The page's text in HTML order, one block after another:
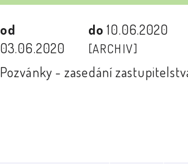
od
03.06.2020
do10.06.2020
[ARCHIV]
Pozvánky - zasedání